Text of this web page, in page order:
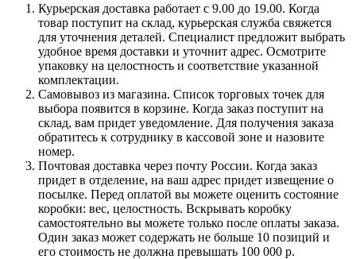
Курьерская доставка работает с 9.00 до 19.00. Когда
товар поступит на склад, курьерская служба свяжется
для уточнения деталей. Специалист предложит выбрать
удобное время доставки и уточнит адрес. Осмотрите
упаковку на целостность и соответствие указанной
комплектации.
Самовывоз из магазина. Список торговых точек для
выбора появится в корзине. Когда заказ поступит на
склад, вам придет уведомление. Для получения заказа
обратитесь к сотруднику в кассовой зоне и назовите
номер.
Почтовая доставка через почту России. Когда заказ
придет в отделение, на ваш адрес придет извещение о
посылке. Перед оплатой вы можете оценить состояние
коробки: вес, целостность. Вскрывать коробку
самостоятельно вы можете только после оплаты заказа.
Один заказ может содержать не больше 10 позиций и
его стоимость не должна превышать 100 000 р.